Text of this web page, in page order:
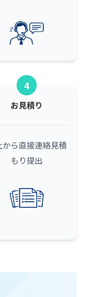
4
お見積り
から直接連絡見積
もり提出